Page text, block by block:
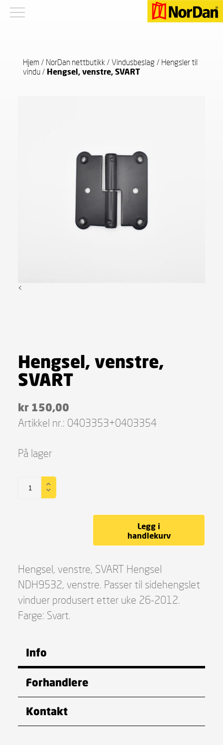
Hjem / NorDan nettbutikk / Vindusbeslag / Hengsler til
vindu /Hengsel, venstre, SVART
<
Hengsel, venstre,
SVART
kr 150,00
Artikkel nr.: 0403353+0403354
På lager
Legg i
handlekurv
Hengsel, venstre, SVART Hengsel
NDH9532, venstre. Passer til sidehengslet
vinduer produsert etter uke 26-2012.
Farge: Svart.
Info
Forhandlere
Kontakt